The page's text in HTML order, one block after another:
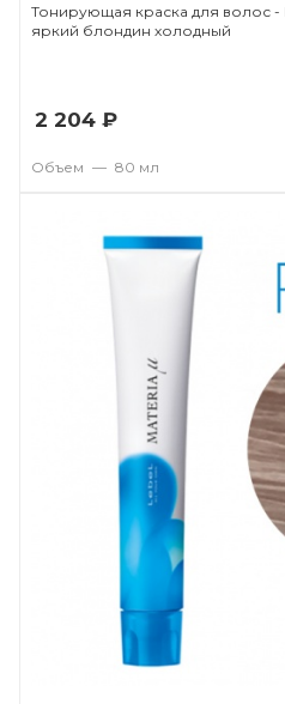
Тонирующая краска для волос -
яркий блондин холодный
2 204 ₽
Объем — 80 мл